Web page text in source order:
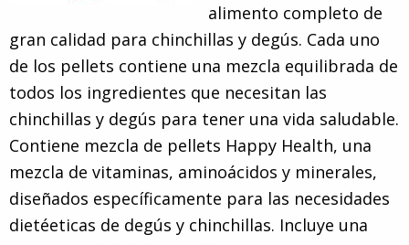
alimento completo de
gran calidad para chinchillas y degús. Cada uno
de los pellets contiene una mezcla equilibrada de
todos los ingredientes que necesitan las
chinchillas y degús para tener una vida saludable.
Contiene mezcla de pellets Happy Health, una
mezcla de vitaminas, aminoácidos y minerales,
diseñados específicamente para las necesidades
dietéeticas de degús y chinchillas. Incluye una